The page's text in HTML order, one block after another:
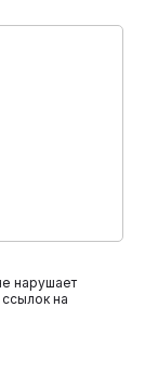
нарушает
на